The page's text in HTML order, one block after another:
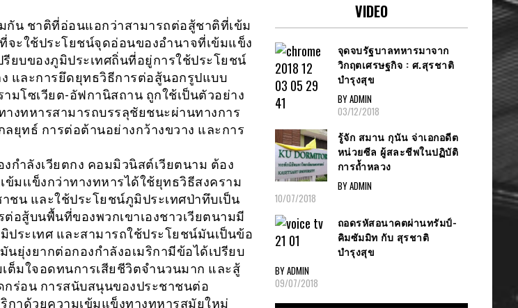
กัน ชาติที่อ่อนแอกว่าสามารถต่อสู้ชาติที่เข้ม
จะใช้ประโยชน์จุดอ่อนของอำนาจที่เข้มแข็ง
รียบของภูมิประเทศถิ่นที่อยู่การใช้ประโยชน์
และการยึดยุทธวิธีการต่อสู้นอกรูปแบบ
มโซเวียต-อัฟกานิสถาน ถูกใช้เป็นตัวอย่าง
งทหารสามารถบรรลุชัยชนะผ่านทางการ
ยุทธ์ การต่อต้านอย่างกว้างขวาง และการ
กำลังเวียตกง คอมมิวนิสต์เวียตนาม ต้อง
ข้มเเข็งกว่าทางทหารได้ใช้ยุทธวิธีสงคราม
ชน และใช้ประโยชน์ภูมิประเทศป่าทึบเป็น
ต่อสู้บนพื้นที่ของพวกเขาเองชาวเวียตนามมี
ประเทศ และสามารถใช้ประโยชน์มันเป็นข้อ
นยุ่งยากต่อกองกำลังอเมริกามีข้อได้เปรียบ
ต็มใจอดทนการเสียชีวิตจำนวนมาก และสู้
กร่อน การสนับสนุนของประชาชนต่อ
กาด้วยความเข้มแข็งทางทหารสมัยใหม่
VIDEO
จุดจบรัฐบาลทหารมาจาก
วิกฤตเศรษฐกิจ : ศ.สุรชาติ
บำรุงสุข
BY ADMIN
03/12/2018
รู้จัก สมาน กุนัน จ่าเอกอดีต
หน่วยซีล ผู้สละชีพในปฏิบัติ
การถ้ำหลวง
BY ADMIN
10/07/2018
ถอดรหัสอนาคตผ่านทรัมป์-
คิมซัมมิท กับ สุรชาติ
บำรุงสุข
BY ADMIN
09/07/2018